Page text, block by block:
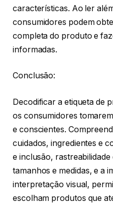
características. Ao ler
consumidores podem
completa do produto e
informadas.
Conclusão:
Decodificar a etiqueta de
os consumidores
e conscientes.
cuidados, ingredientes e
e inclusão, rastreabilidade
tamanhos e medidas, e a
interpretação visual,
escolham produtos que